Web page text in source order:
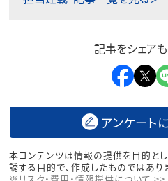
記事をシェア
アンケート
本コンテンツは情報の提供を目的と
誘する目的で、作成したものではあり
※リスク・費用・情報提供について >>